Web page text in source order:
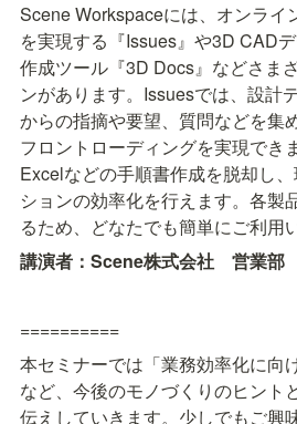
Scene Workspaceには、オンライ
を実現する『Issues』や3D CAD
作成ツール『3D Docs』などさま
ンがあります。Issuesでは、設計
からの指摘や要望、質問などを集
フロントローディングを実現でき
Excelなどの手順書作成を脱却し
ションの効率化を行えます。各製
るため、どなたでも簡単にご利用
講演者：Scene株式会社　営業部
==========
本セミナーでは「業務効率化に向
など、今後のモノづくりのヒント
伝えしていきます。少しでもご興